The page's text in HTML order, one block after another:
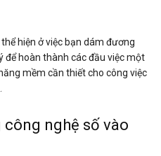
hiện ở việc bạn dám đương
để hoàn thành các đầu việc một
mềm cần thiết cho công việc
công nghệ số vào